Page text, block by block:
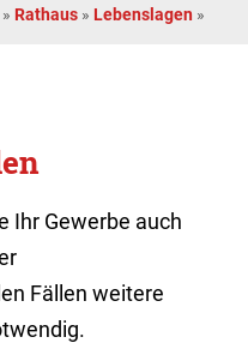
» Rathaus » Lebenslagen »
Ihr Gewerbe auch
Fällen weitere